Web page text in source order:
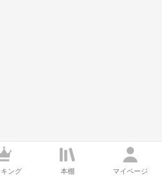
ング 本棚 マイページ